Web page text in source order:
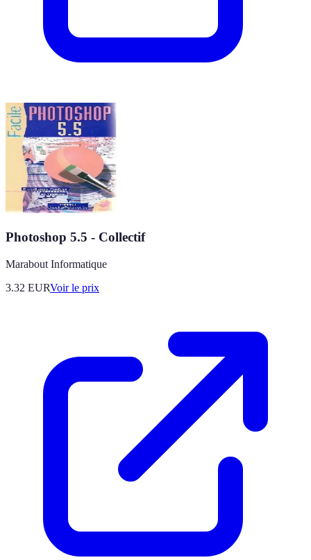
Photoshop 5.5 - Collectif
Marabout Informatique
3.32 EURVoir le prix